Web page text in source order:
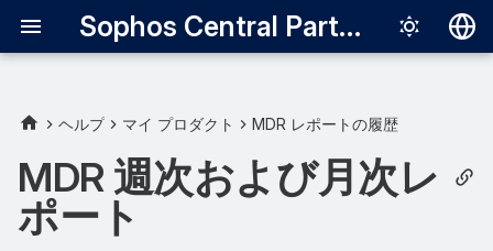
Sophos Central Partner
English
Español
Français
レスポンスモード
ヘルプ マイ プロダクト MDR レポートの履歴
MDR 週次および月次レ
ポート